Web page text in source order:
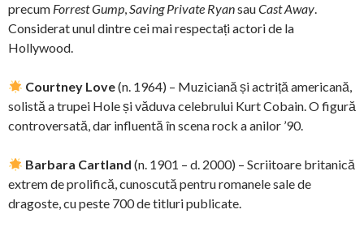
precum Forrest Gump,Saving Private RyansauCast Away.
Considerat unul dintre cei mai respectați actori de la
Hollywood.
Courtney Love(n. 1964) – Muziciană și actriță americană,
solistă a trupei Hole și văduva celebrului Kurt Cobain. O figură
controversată, dar influentă în scena rock a anilor ’90.
Barbara Cartland (n. 1901 – d. 2000) – Scriitoare britanică
extrem de prolifică, cunoscută pentru romanele sale de
dragoste, cu peste 700 de titluri publicate.